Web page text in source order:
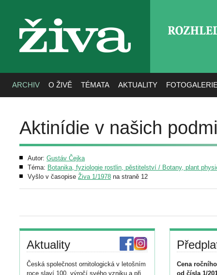
živa
ARCHIV O ŽIVĚ TÉMATA AKTUALITY
Aktinídie v našich
Autor: Gustáv Čejka
Téma: Botanika, fyziologie rostlin, pěstitelství / Botany, plant
Vyšlo v časopise Živa 1/1978 na straně 12
Aktuality
Česká společnost ornitologická v letošním
roce slaví 100. výročí svého vzniku a při
Cena
od čísla 1/